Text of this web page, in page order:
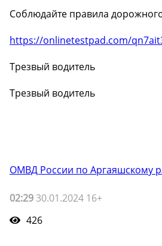
Соблюдайте правила
https://onlinetestpad.com/
Трезвый водитель
Трезвый водитель
ОМВД России по Аргаяшскому
02:29 30.01.2024 16+
426